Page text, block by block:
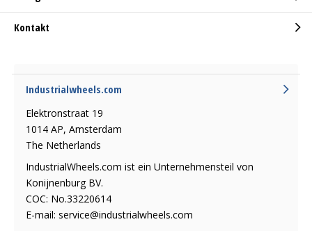
Kontakt
Industrialwheels.com
Elektronstraat 19
1014 AP, Amsterdam
The Netherlands
IndustrialWheels.com ist ein Unternehmensteil von
Konijnenburg BV.
COC: No.33220614
E-mail: service@industrialwheels.com